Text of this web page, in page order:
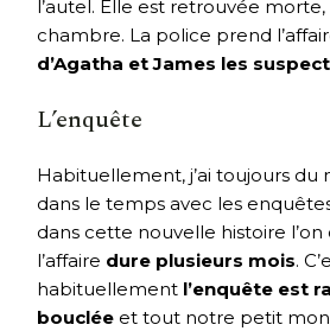
l’autel. Elle est retrouvée morte,
chambre. La police prend
d’Agatha et James les
L’enquête
Habituellement, j’ai toujours du
dans le temps avec les
dans cette nouvelle histoire
l’affaire dure plusieurs mois.
habituellement l’enquête est
bouclée et tout notre petit